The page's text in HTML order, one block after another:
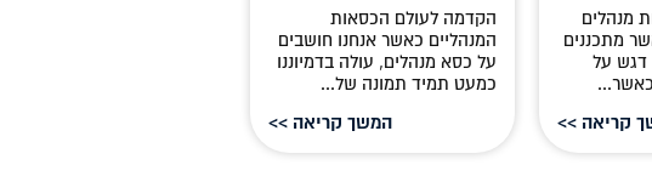
מנהלים
מתכננים
דגש על
קריאה >>
הקדמה לעולם הכסאות
המנהליים כאשר אנחנו חושבים
על כסא מנהלים, עולה בדמיוננו
כמעט תמיד תמונה של...
המשך קריאה >>